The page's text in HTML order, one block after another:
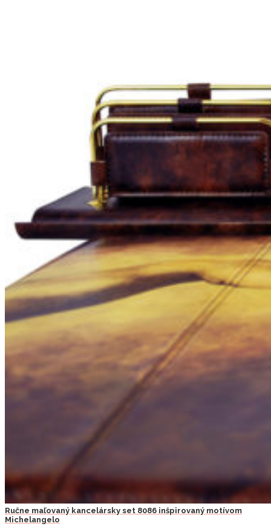
Ručne maľovaný kancelársky set 8086 inšpirovaný motívom
Michelangelo